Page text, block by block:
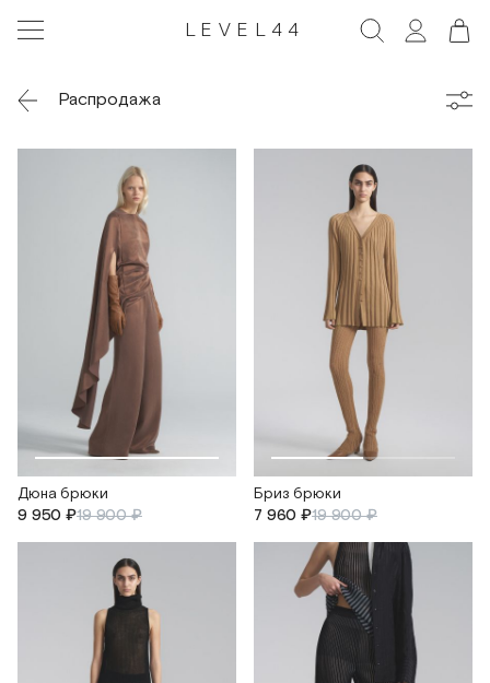
LEVEL44
Распродажа
Дюна брюки
9 950 ₽19 900 ₽
Бриз брюки
7 960 ₽19 900 ₽